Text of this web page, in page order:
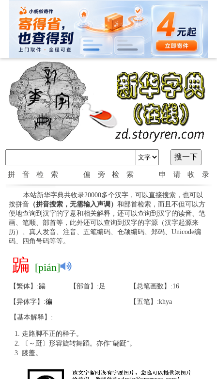
拼音检索 偏旁检索 申请收录
本站新华字典共收录20000多个汉字，可以直接搜索，也可以
按拼音（拼音搜索，无需输入声调） 和部首检索，而且不但可以方
便地查询到汉字的字意和相关解释，还可以查询到汉字的读音、笔
画、笔顺、部首等，此外还可以查询到汉字的字源（汉字起源来
历）、真人发音、注音、五笔编码、仓颉编码、郑码、Unicode编
码、四角号码等等。
蹁 [pián]
【繁体】:蹁 【部首】:足 【总笔画数】:16
【异体字】:徧 【五笔】:khya
【基本解释】:
走路脚不正的样子。
〔～跹〕形容旋转舞蹈。亦作“翩跹”。
膝盖。